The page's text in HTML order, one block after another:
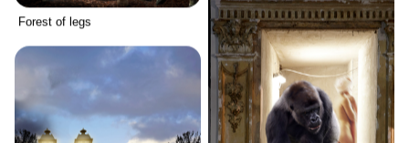
Forest of legs